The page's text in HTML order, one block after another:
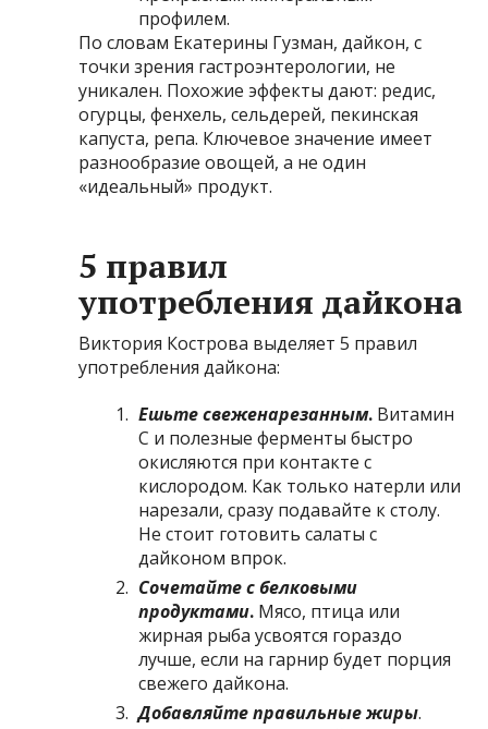
профилем.
По словам Екатерины Гузман, дайкон, с
точки зрения гастроэнтерологии, не
уникален. Похожие эффекты дают: редис,
огурцы, фенхель, сельдерей, пекинская
капуста, репа. Ключевое значение имеет
разнообразие овощей, а не один
«идеальный» продукт.
5 правил
употребления дайкона
Виктория Кострова выделяет 5 правил
употребления дайкона:
Ешьте свеженарезанным. Витамин
С и полезные ферменты быстро
окисляются при контакте с
кислородом. Как только натерли или
нарезали, сразу подавайте к столу.
Не стоит готовить салаты с
дайконом впрок.
Сочетайте с белковыми
продуктами. Мясо, птица или
жирная рыба усвоятся гораздо
лучше, если на гарнир будет порция
свежего дайкона.
Добавляйте правильные жиры.